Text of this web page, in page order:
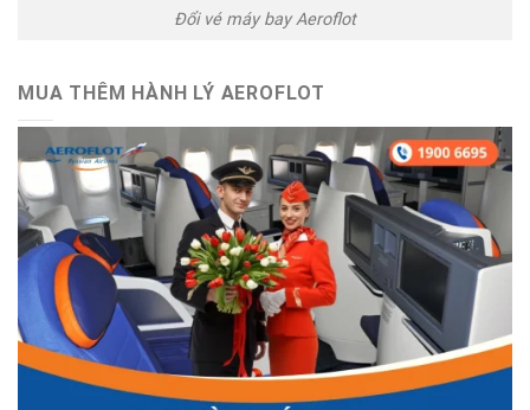
Đổi vé máy bay Aeroflot
MUA THÊM HÀNH LÝ AEROFLOT